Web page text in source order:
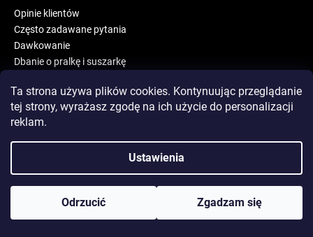
Ta strona używa plików cookies. Kontynuując przeglądanie
tej strony, wyrażasz zgodę na ich użycie do personalizacji
reklam.
Ustawienia
Odrzucić Zgadzam się
Opinie klientów
Często zadawane pytania
Dawkowanie
Dbanie o pralkę i suszarkę
Dlaczego Puella?
Nasza historia
Blog